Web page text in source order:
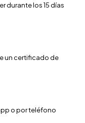
durante los 15 días
un certificado de
o por teléfono